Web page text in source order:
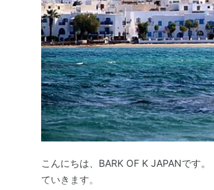
こんにちは、BARK OF K JAPANです
ていきます。